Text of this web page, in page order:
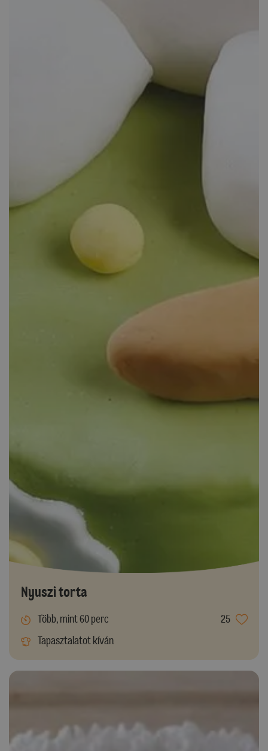
Nyuszi torta
Több, mint 60 perc
25
Tapasztalatot kíván